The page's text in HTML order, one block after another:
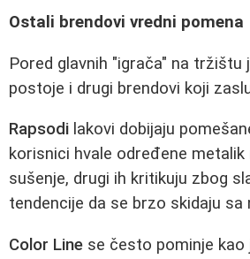
Ostali brendovi vredni pomena
Pored glavnih "igrača" na tržištu
postoje i drugi brendovi koji
Rapsodi lakovi dobijaju
korisnici hvale određene metalik
sušenje, drugi ih kritikuju zbog
tendencije da se brzo skidaju sa
Color Line se često pominje kao